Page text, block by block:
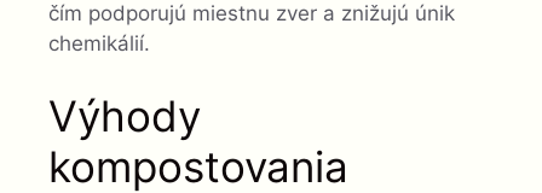
čím podporujú miestnu zver a znižujú únik
chemikálií.
Výhody
kompostovania